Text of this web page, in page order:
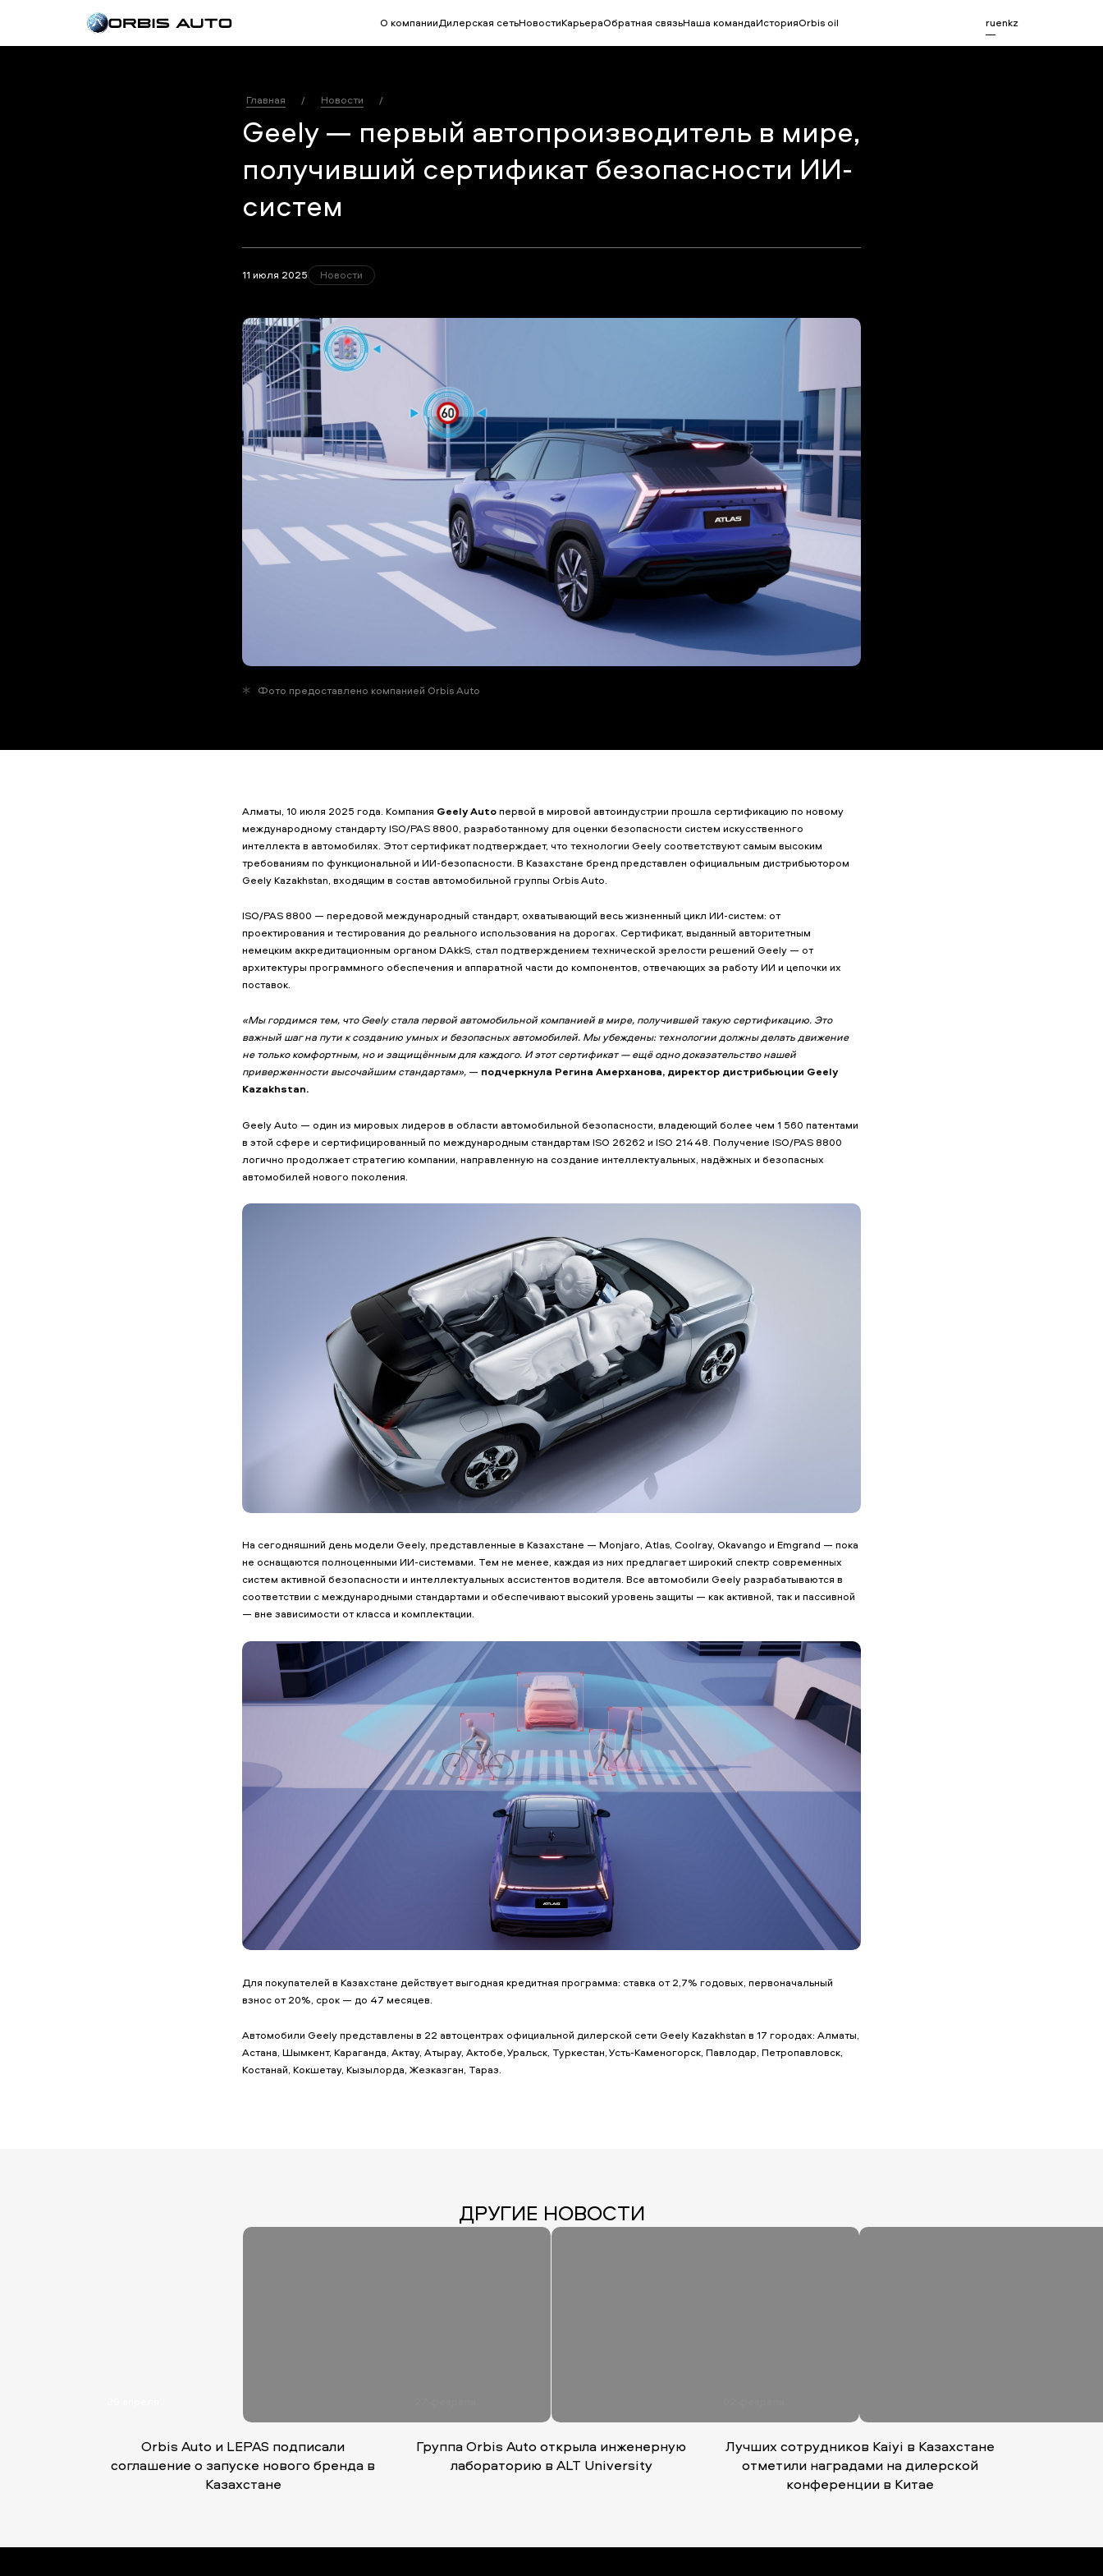
О компанииДилерская сетьНовостиКарьераОбратная связьНаша командаИсторияOrbis oil ruenkz
Главная / Новости /
Geely — первый автопроизводитель в мире,
получивший сертификат безопасности ИИ-
систем
11 июля 2025 Новости
Фото предоставлено компанией Orbis Auto
Алматы, 10 июля 2025 года. Компания Geely Autoпервой в мировой автоиндустрии прошла сертификацию по новому
международному стандарту ISO/PAS 8800, разработанному для оценки безопасности систем искусственного
интеллекта в автомобилях. Этот сертификат подтверждает, что технологии Geely соответствуют самым высоким
требованиям по функциональной и ИИ-безопасности. В Казахстане бренд представлен официальным дистрибьютором
Geely Kazakhstan, входящим в состав автомобильной группы Orbis Auto.
ISO/PAS 8800 — передовой международный стандарт, охватывающий весь жизненный цикл ИИ-систем: от
проектирования и тестирования до реального использования на дорогах. Сертификат, выданный авторитетным
немецким аккредитационным органом DAkkS, стал подтверждением технической зрелости решений Geely — от
архитектуры программного обеспечения и аппаратной части до компонентов, отвечающих за работу ИИ и цепочки их
поставок.
«Мы гордимся тем, что Geely стала первой автомобильной компанией в мире, получившей такую сертификацию. Это
важный шаг на пути к созданию умных и безопасных автомобилей. Мы убеждены: технологии должны делать движение
не только комфортным, но и защищённым для каждого. И этот сертификат — ещё одно доказательство нашей
приверженности высочайшим стандартам», — подчеркнула Регина Амерханова, директор дистрибьюции Geely
Kazakhstan.
Geely Auto — один из мировых лидеров в области автомобильной безопасности, владеющий более чем 1 560 патентами
в этой сфере и сертифицированный по международным стандартам ISO 26262 и ISO 21448. Получение ISO/PAS 8800
логично продолжает стратегию компании, направленную на создание интеллектуальных, надёжных и безопасных
автомобилей нового поколения.
На сегодняшний день модели Geely, представленные в Казахстане — Monjaro, Atlas, Coolray, Okavango и Emgrand — пока
не оснащаются полноценными ИИ-системами. Тем не менее, каждая из них предлагает широкий спектр современных
систем активной безопасности и интеллектуальных ассистентов водителя. Все автомобили Geely разрабатываются в
соответствии с международными стандартами и обеспечивают высокий уровень защиты — как активной, так и пассивной
— вне зависимости от класса и комплектации.
Для покупателей в Казахстане действует выгодная кредитная программа: ставка от 2,7% годовых, первоначальный
взнос от 20%, срок — до 47 месяцев.
Автомобили Geely представлены в 22 автоцентрах официальной дилерской сети Geely Kazakhstan в 17 городах: Алматы,
Астана, Шымкент, Караганда, Актау, Атырау, Актобе, Уральск, Туркестан, Усть-Каменогорск, Павлодар, Петропавловск,
Костанай, Кокшетау, Кызылорда, Жезказган, Тараз.
ДРУГИЕ НОВОСТИ
Orbis Auto и LEPAS подписали
соглашение о запуске нового бренда в
Казахстане
Группа Orbis Auto открыла инженерную
лабораторию в ALT University
Лучших сотрудников Kaiyi в Казахстане
отметили наградами на дилерской
конференции в Китае